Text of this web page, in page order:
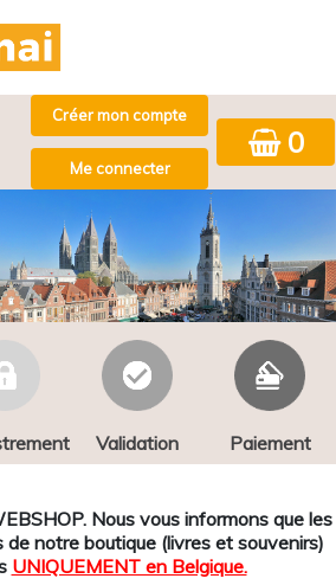
0
Validation Paiement
Nous vous informons que les
notre boutique (livres et souvenirs)
UNIQUEMENT en Belgique.